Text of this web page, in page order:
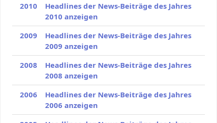
2010
Headlines der News-Beiträge des Jahres
2010 anzeigen
2009
Headlines der News-Beiträge des Jahres
2009 anzeigen
2008
Headlines der News-Beiträge des Jahres
2008 anzeigen
2006
Headlines der News-Beiträge des Jahres
2006 anzeigen